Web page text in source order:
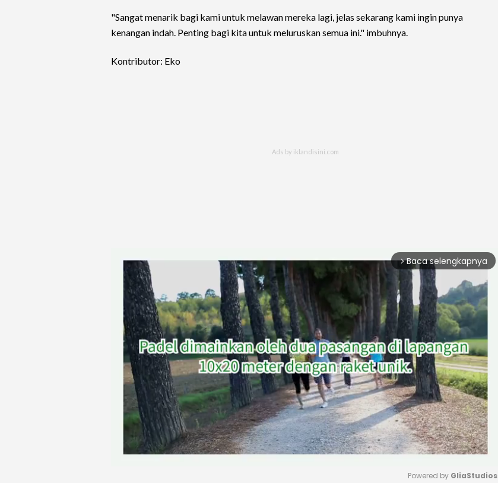
"Sangat menarik bagi kami untuk melawan mereka lagi, jelas sekarang kami ingin punya
kenangan indah. Penting bagi kita untuk meluruskan semua ini." imbuhnya.
Kontributor: Eko
arrow_forward_ios Baca selengkapnya
Powered by GliaStudios